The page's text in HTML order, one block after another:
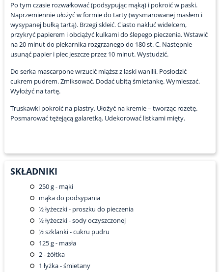
Po tym czasie rozwałkować (podsypując mąką) i pokroić w paski.
Naprzemiennie ułożyć w formie do tarty (wysmarowanej masłem i
wysypanej bułką tartą). Brzegi skleić. Ciasto nakłuć widelcem,
przykryć papierem i obciążyć kulkami do ślepego pieczenia. Wstawić
na 20 minut do piekarnika rozgrzanego do 180 st. C. Następnie
usunąć papier i piec jeszcze przez 10 minut. Wystudzić.
Do serka mascarpone wrzucić miąższ z laski wanilii. Posłodzić
cukrem pudrem. Zmiksować. Dodać ubitą śmietankę. Wymieszać.
Wyłożyć na tartę.
Truskawki pokroić na plastry. Ułożyć na kremie – tworząc rozetę.
Posmarować tężejącą galaretką. Udekorować listkami mięty.
SKŁADNIKI
250g - mąki
mąka do podsypania
½łyżeczki - proszku do pieczenia
½łyżeczki - sody oczyszczonej
½szklanki - cukru pudru
125g - masła
2- żółtka
1 łyżka - śmietany